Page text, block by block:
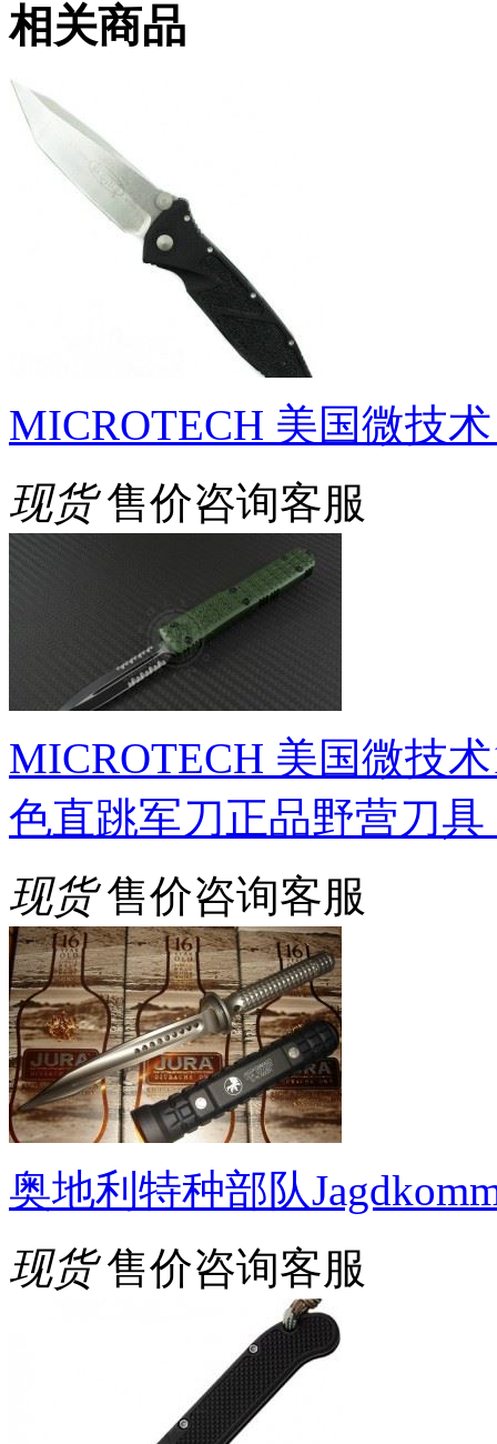
相关商品
MICROTECH 美国微技
现货 售价咨询客服
MICROTECH 美国微技
色直跳军刀正品野营刀
现货 售价咨询客服
奥地利特种部队
现货 售价咨询客服